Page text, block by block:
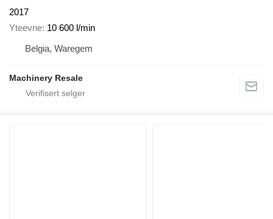
2017
Yteevne 10 600 l/min
Belgia, Waregem
Machinery Resale